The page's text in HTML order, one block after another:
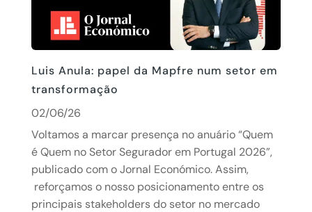
Luis Anula: papel da Mapfre num setor em
transformação
02/06/26
Voltamos a marcar presença no anuário “Quem
é Quem no Setor Segurador em Portugal 2026”,
publicado com o Jornal Económico. Assim,
reforçamos o nosso posicionamento entre os
principais stakeholders do setor no mercado